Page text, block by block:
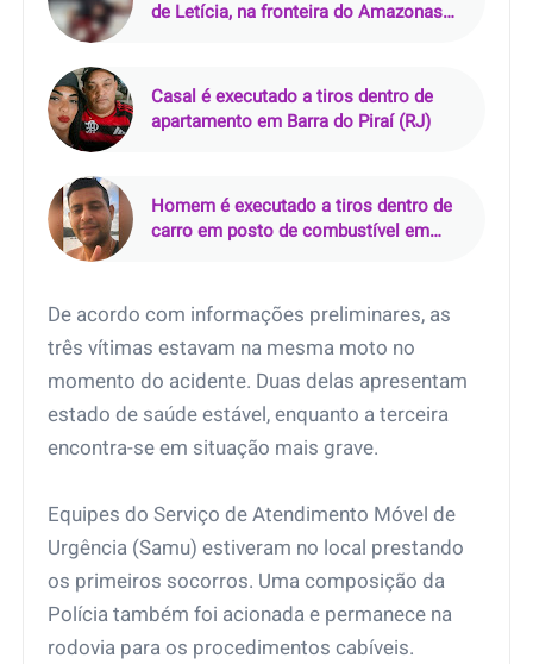
de Letícia, na fronteira do Amazonas
Casal é executado a tiros dentro de
apartamento em Barra do Piraí (RJ)
Homem é executado a tiros dentro de
carro em posto de combustível em
De acordo com informações preliminares, as
três vítimas estavam na mesma moto no
momento do acidente. Duas delas apresentam
estado de saúde estável, enquanto a terceira
encontra-se em situação mais grave.
Equipes do Serviço de Atendimento Móvel de
Urgência (Samu) estiveram no local prestando
os primeiros socorros. Uma composição da
Polícia também foi acionada e permanece na
rodovia para os procedimentos cabíveis.